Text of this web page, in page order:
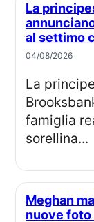
La principessa Eugenie e Jack Brooksbank
al settimo
04/08/2026
La principessa Eugenia e Jack
famiglia
sorellina...
Meghan markle festeggia 45 anni con
nuove foto